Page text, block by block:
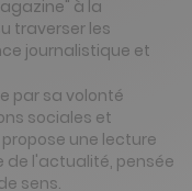
à la
traverser les
journalistique et
par sa volonté
sociales et
une lecture
l'actualité, pensée
sens.